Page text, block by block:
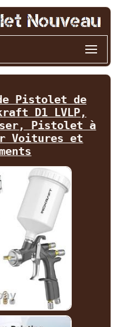
Pistolet de
D1 LVLP,
Pistolet à
Voitures et